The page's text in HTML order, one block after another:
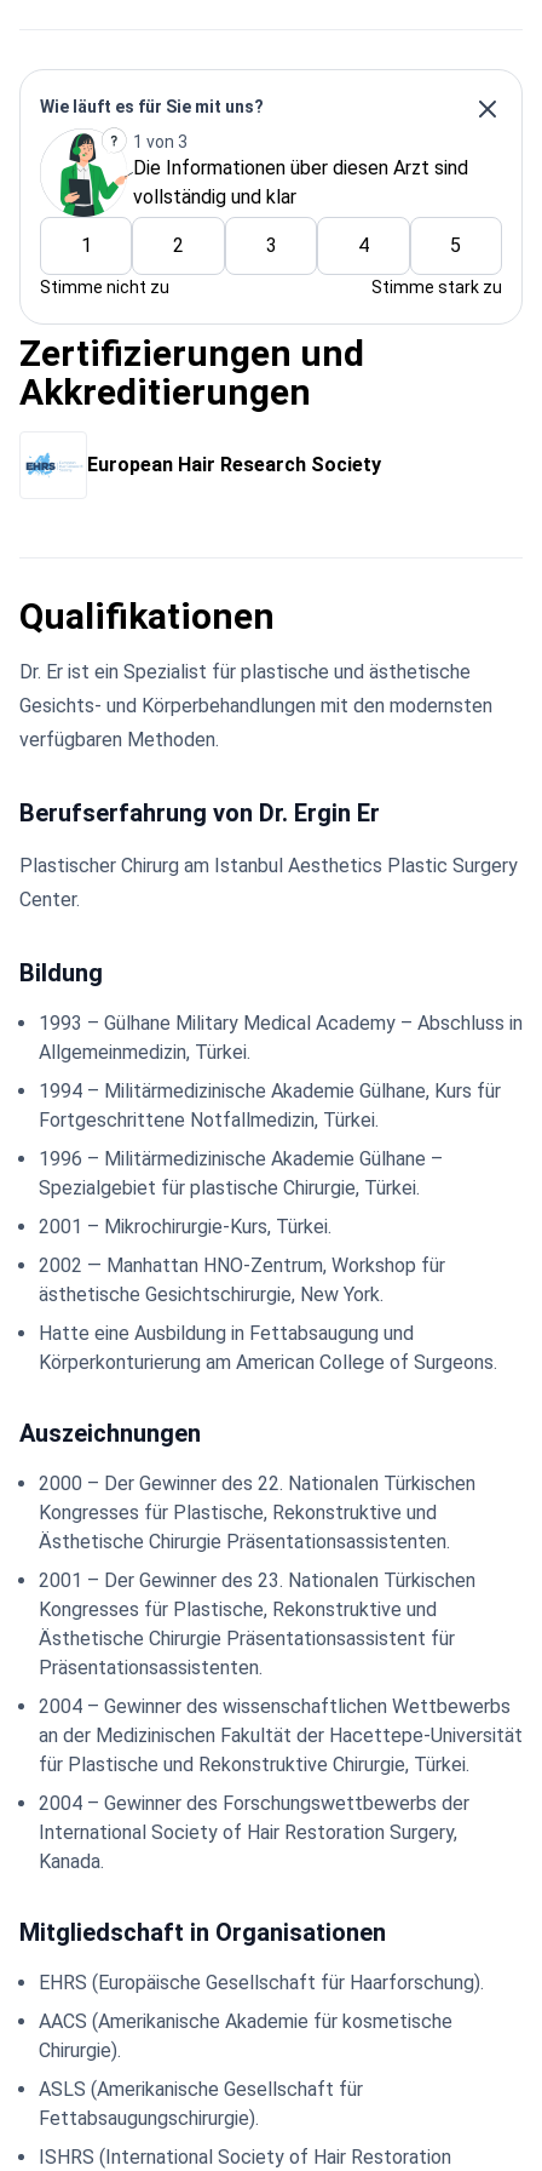
Wie läuft es für Sie mit uns?
1 von 3
Die Informationen über diesen Arzt sind
vollständig und klar
1 2 3 4 5
Stimme nicht zu Stimme stark zu
Zertifizierungen und
Akkreditierungen
European Hair Research Society
Qualifikationen
Dr. Er ist ein Spezialist für plastische und ästhetische
Gesichts- und Körperbehandlungen mit den modernsten
verfügbaren Methoden.
Berufserfahrung von Dr. Ergin Er
Plastischer Chirurg am Istanbul Aesthetics Plastic Surgery
Center.
Bildung
1993 – Gülhane Military Medical Academy – Abschluss in
Allgemeinmedizin, Türkei.
1994 – Militärmedizinische Akademie Gülhane, Kurs für
Fortgeschrittene Notfallmedizin, Türkei.
1996 – Militärmedizinische Akademie Gülhane –
Spezialgebiet für plastische Chirurgie, Türkei.
2001 – Mikrochirurgie-Kurs, Türkei.
2002 — Manhattan HNO-Zentrum, Workshop für
ästhetische Gesichtschirurgie, New York.
Hatte eine Ausbildung in Fettabsaugung und
Körperkonturierung am American College of Surgeons.
Auszeichnungen
2000 – Der Gewinner des 22. Nationalen Türkischen
Kongresses für Plastische, Rekonstruktive und
Ästhetische Chirurgie Präsentationsassistenten.
2001 – Der Gewinner des 23. Nationalen Türkischen
Kongresses für Plastische, Rekonstruktive und
Ästhetische Chirurgie Präsentationsassistent für
Präsentationsassistenten.
2004 – Gewinner des wissenschaftlichen Wettbewerbs
an der Medizinischen Fakultät der Hacettepe-Universität
für Plastische und Rekonstruktive Chirurgie, Türkei.
2004 – Gewinner des Forschungswettbewerbs der
International Society of Hair Restoration Surgery,
Kanada.
Mitgliedschaft in Organisationen
EHRS (Europäische Gesellschaft für Haarforschung).
AACS (Amerikanische Akademie für kosmetische
Chirurgie).
ASLS (Amerikanische Gesellschaft für
Fettabsaugungschirurgie).
ISHRS (International Society of Hair Restoration